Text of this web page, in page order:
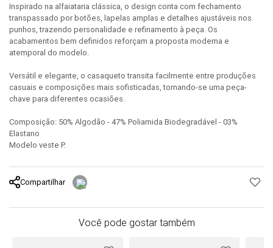
Inspirado na alfaiataria clássica, o design conta com fechamento
transpassado por botões, lapelas amplas e detalhes ajustáveis nos
punhos, trazendo personalidade e refinamento à peça. Os
acabamentos bem definidos reforçam a proposta moderna e
atemporal do modelo.
Versátil e elegante, o casaqueto transita facilmente entre produções
casuais e composições mais sofisticadas, tornando-se uma peça-
chave para diferentes ocasiões.
Composição: 50% Algodão - 47% Poliamida Biodegradável - 03%
Elastano
Modelo veste P.
Compartilhar
Você pode gostar também